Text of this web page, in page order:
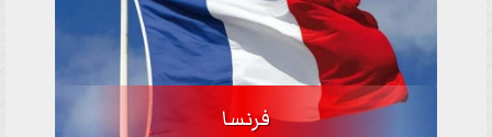
فرنسا